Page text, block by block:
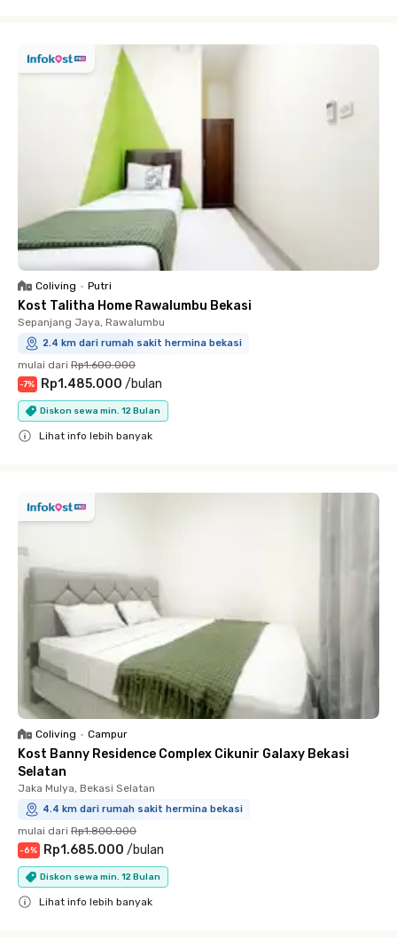
Coliving • Putri
Kost Talitha Home Rawalumbu Bekasi
Sepanjang Jaya, Rawalumbu
2.4 km dari rumah sakit hermina bekasi
mulai dari Rp1.600.000
-7% Rp1.485.000 /bulan
Diskon sewa min. 12 Bulan
Lihat info lebih banyak
Coliving • Campur
Kost Banny Residence Complex Cikunir Galaxy Bekasi
Selatan
Jaka Mulya, Bekasi Selatan
4.4 km dari rumah sakit hermina bekasi
mulai dari Rp1.800.000
-6% Rp1.685.000 /bulan
Diskon sewa min. 12 Bulan
Lihat info lebih banyak